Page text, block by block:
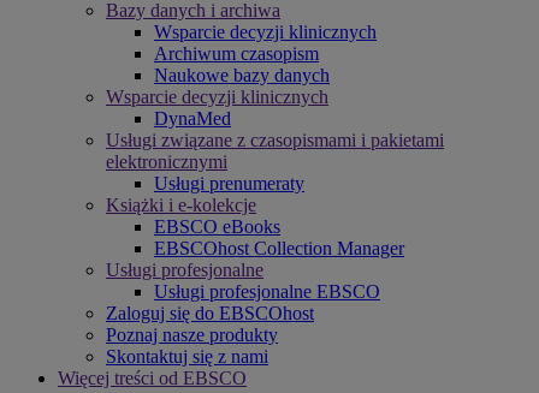
Bazy danych i archiwa
Wsparcie decyzji klinicznych
Archiwum czasopism
Naukowe bazy danych
Wsparcie decyzji klinicznych
DynaMed
Usługi związane z czasopismami i pakietami
elektronicznymi
Usługi prenumeraty
Książki i e-kolekcje
EBSCO eBooks
EBSCOhost Collection Manager
Usługi profesjonalne
Usługi profesjonalne EBSCO
Zaloguj się do EBSCOhost
Poznaj nasze produkty
Skontaktuj się z nami
Więcej treści od EBSCO